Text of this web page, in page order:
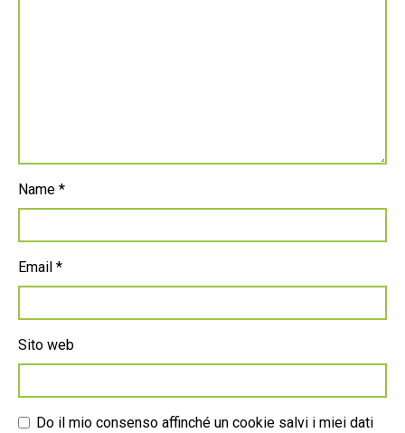
Name *
Email *
Sito web
Do il mio consenso affinché un cookie salvi i miei dati